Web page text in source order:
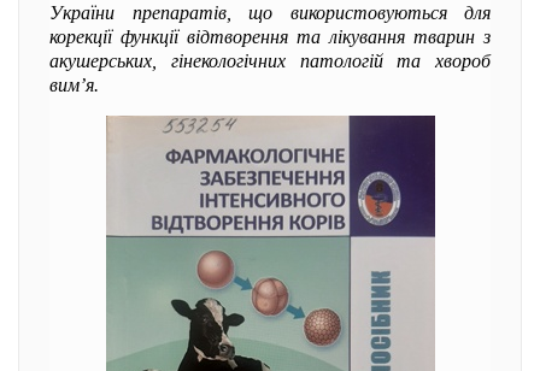
України препаратів, що використовуються для
корекції функції відтворення та лікування тварин з
акушерських, гінекологічних патологій та хвороб
вим’я.